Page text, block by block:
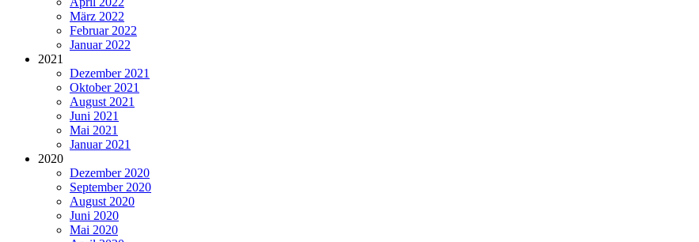
März 2022
Februar 2022
Januar 2022
2021
Dezember 2021
Oktober 2021
August 2021
Juni 2021
Mai 2021
Januar 2021
2020
Dezember 2020
September 2020
August 2020
Juni 2020
Mai 2020